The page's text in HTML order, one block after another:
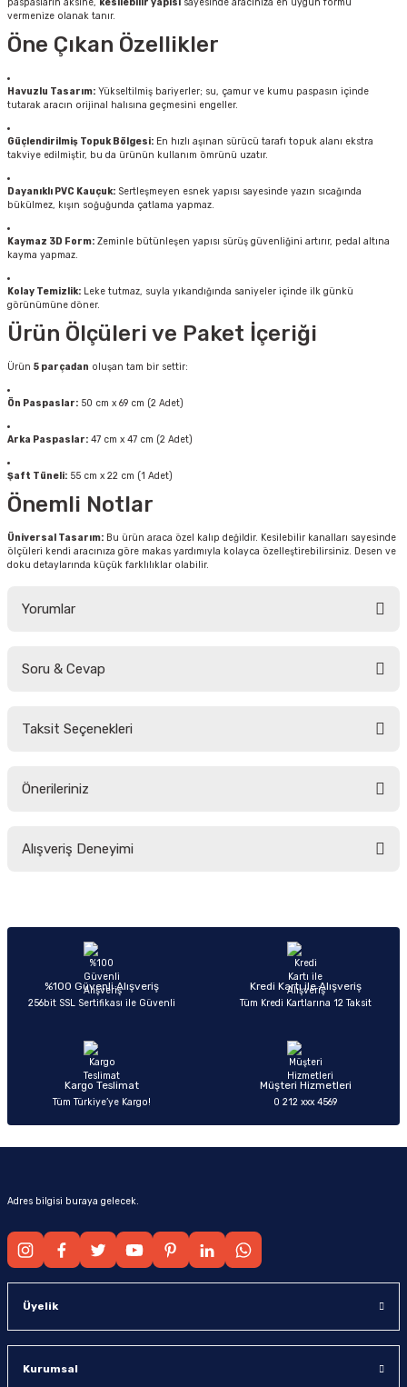
vermenize olanak tanır.
Öne Çıkan Özellikler
Havuzlu Tasarım: Yükseltilmiş bariyerler; su, çamur ve kumu paspasın içinde
tutarak aracın orijinal halısına geçmesini engeller.
Güçlendirilmiş Topuk Bölgesi: En hızlı aşınan sürücü tarafı topuk alanı ekstra
takviye edilmiştir, bu da ürünün kullanım ömrünü uzatır.
Dayanıklı PVC Kauçuk: Sertleşmeyen esnek yapısı sayesinde yazın sıcağında
bükülmez, kışın soğuğunda çatlama yapmaz.
Kaymaz 3D Form: Zeminle bütünleşen yapısı sürüş güvenliğini artırır, pedal altına
kayma yapmaz.
Kolay Temizlik: Leke tutmaz, suyla yıkandığında saniyeler içinde ilk günkü
görünümüne döner.
Ürün Ölçüleri ve Paket İçeriği
Ürün 5 parçadan oluşan tam bir settir:
Ön Paspaslar: 50 cm x 69 cm (2 Adet)
Arka Paspaslar: 47 cm x 47 cm (2 Adet)
Şaft Tüneli: 55 cm x 22 cm (1 Adet)
Önemli Notlar
Üniversal Tasarım: Bu ürün araca özel kalıp değildir. Kesilebilir kanalları sayesinde
ölçüleri kendi aracınıza göre makas yardımıyla kolayca özelleştirebilirsiniz. Desen ve
doku detaylarında küçük farklılıklar olabilir.
Yorumlar
Soru & Cevap
Taksit Seçenekleri
Önerileriniz
yetersiz gördüğünüz noktaları öneri formunu kullanarak tarafımıza
Ürün açıklamasında eksik bilgiler bulunuyor.
Ürün bilgilerinde hatalar bulunuyor.
Ürün fiyatı diğer sitelerden daha pahalı.
Alışveriş Deneyimi
Sitemize ilk yorumu siz yapın!
%100 Güvenli Alışveriş
256bit SSL Sertifikası ile Güvenli
Kredi Kartı ile Alışveriş
Tüm Kredi Kartlarına 12 Taksit
Kargo Teslimat
Tüm Türkiye’ye Kargo!
Müşteri Hizmetleri
0 212 xxx 4569
Adres bilgisi buraya gelecek.
Üyelik
Kurumsal